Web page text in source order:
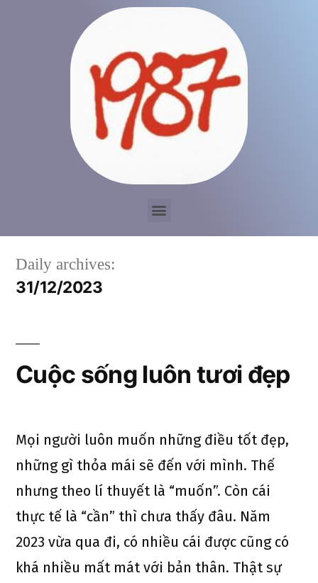
Daily archives:
31/12/2023
Cuộc sống luôn tươi đẹp
Mọi người luôn muốn những điều tốt đẹp,
những gì thỏa mái sẽ đến với mình. Thế
nhưng theo lí thuyết là “muốn”. Còn cái
thực tế là “cần” thì chưa thấy đâu. Năm
2023 vừa qua đi, có nhiều cái được cũng có
khá nhiều mất mát với bản thân. Thật sự